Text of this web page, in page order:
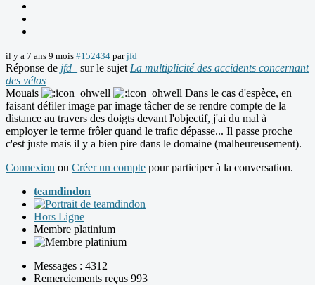
il y a 7 ans 9 mois #152434 parjfd_
Réponse de jfd_ sur le sujet La multiplicité des accidents concernant
des vélos
Mouais
Dans le cas d'espèce, en
faisant défiler image par image tâcher de se rendre compte de la
distance au travers des doigts devant l'objectif, j'ai du mal à
employer le terme frôler quand le trafic dépasse... Il passe proche
c'est juste mais il y a bien pire dans le domaine (malheureusement).
Connexion ou Créer un compte pour participer à la conversation.
teamdindon
Hors Ligne
Membre platinium
Messages : 4312
Remerciements reçus 993